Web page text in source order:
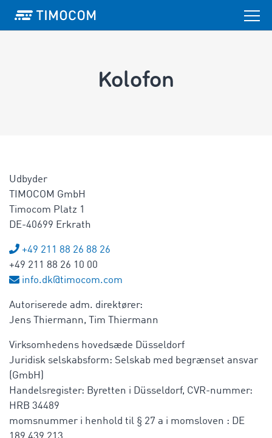
Kolofon
Udbyder
TIMOCOM GmbH
Timocom Platz 1
DE-40699 Erkrath
+49 211 88 26 88 26
+49 211 88 26 10 00
info.dk@timocom.com
Autoriserede adm. direktører:
Jens Thiermann, Tim Thiermann
Virksomhedens hovedsæde Düsseldorf
Juridisk selskabsform: Selskab med begrænset ansvar
(GmbH)
Handelsregister: Byretten i Düsseldorf, CVR-nummer:
HRB 34489
momsnummer i henhold til § 27 a i momsloven : DE